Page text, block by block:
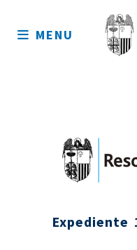
sitio
MENU
Expediente